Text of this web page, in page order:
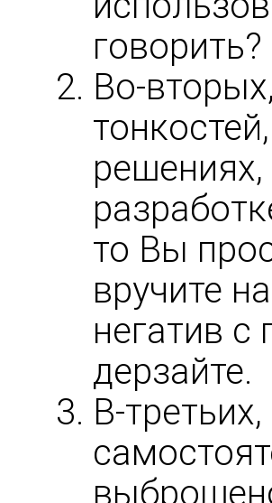
говорить?
Во-
то Вы
вручите
негатив
дерзайте.
В-